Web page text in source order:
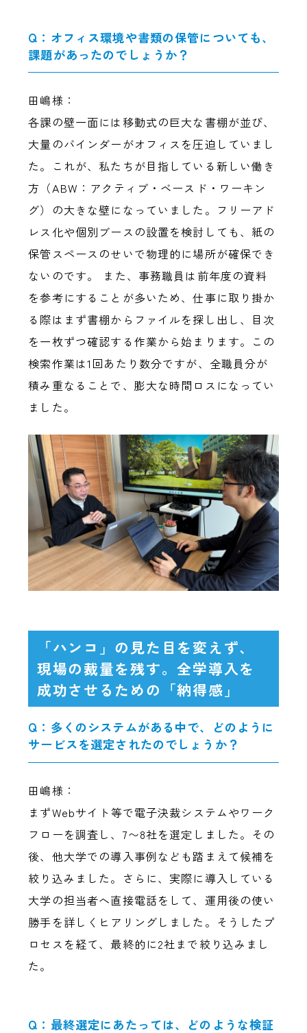
Q：オフィス環境や書類の保管についても、
課題があったのでしょうか？
田嶋様：
各課の壁一面には移動式の巨大な書棚が並び、
大量のバインダーがオフィスを圧迫していまし
た。これが、私たちが目指している新しい働き
方（ABW：アクティブ・ベースド・ワーキン
グ）の大きな壁になっていました。フリーアド
レス化や個別ブースの設置を検討しても、紙の
保管スペースのせいで物理的に場所が確保でき
ないのです。 また、事務職員は前年度の資料
を参考にすることが多いため、仕事に取り掛か
る際はまず書棚からファイルを探し出し、目次
を一枚ずつ確認する作業から始まります。この
検索作業は1回あたり数分ですが、全職員分が
積み重なることで、膨大な時間ロスになってい
ました。
「ハンコ」の見た目を変えず、
現場の裁量を残す。全学導入を
成功させるための「納得感」
Q：多くのシステムがある中で、どのように
サービスを選定されたのでしょうか？
田嶋様：
まずWebサイト等で電子決裁システムやワーク
フローを調査し、7〜8社を選定しました。その
後、他大学での導入事例なども踏まえて候補を
絞り込みました。さらに、実際に導入している
大学の担当者へ直接電話をして、運用後の使い
勝手を詳しくヒアリングしました。そうしたプ
ロセスを経て、最終的に2社まで絞り込みまし
た。
Q：最終選定にあたっては、どのような検証